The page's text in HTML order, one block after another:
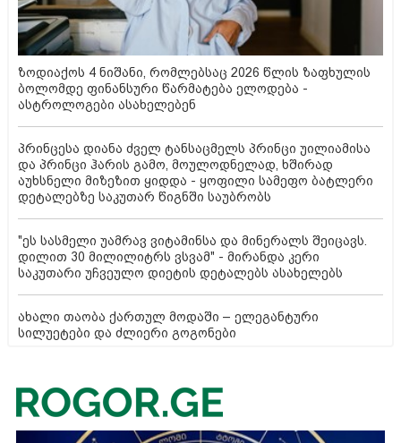
ზოდიაქოს 4 ნიშანი, რომლებსაც 2026 წლის ზაფხულის
ბოლომდე ფინანსური წარმატება ელოდება -
ასტროლოგები ასახელებენ
პრინცესა დიანა ძველ ტანსაცმელს პრინცი უილიამისა
და პრინცი ჰარის გამო, მოულოდნელად, ხშირად
აუხსნელი მიზეზით ყიდდა - ყოფილი სამეფო ბატლერი
დეტალებზე საკუთარ წიგნში საუბრობს
"ეს სასმელი უამრავ ვიტამინსა და მინერალს შეიცავს.
დილით 30 მილილიტრს ვსვამ" - მირანდა კერი
საკუთარი უჩვეულო დიეტის დეტალებს ასახელებს
ახალი თაობა ქართულ მოდაში – ელეგანტური
სილუეტები და ძლიერი გოგონები